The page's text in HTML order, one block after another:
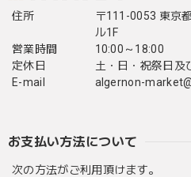
住所
〒111-0053 東京
ル1F
営業時間
10:00～18:00
定休日
土・日・祝祭日及
E-mail
algernon-
お支払い方法について
次の方法がご利用頂けます。